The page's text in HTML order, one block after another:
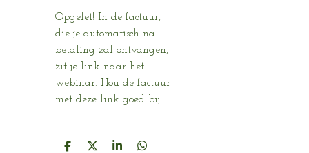
Opgelet! In de factuur,
die je automatisch na
betaling zal ontvangen,
zit je link naar het
webinar. Hou de factuur
met deze link goed bij!
D D S D